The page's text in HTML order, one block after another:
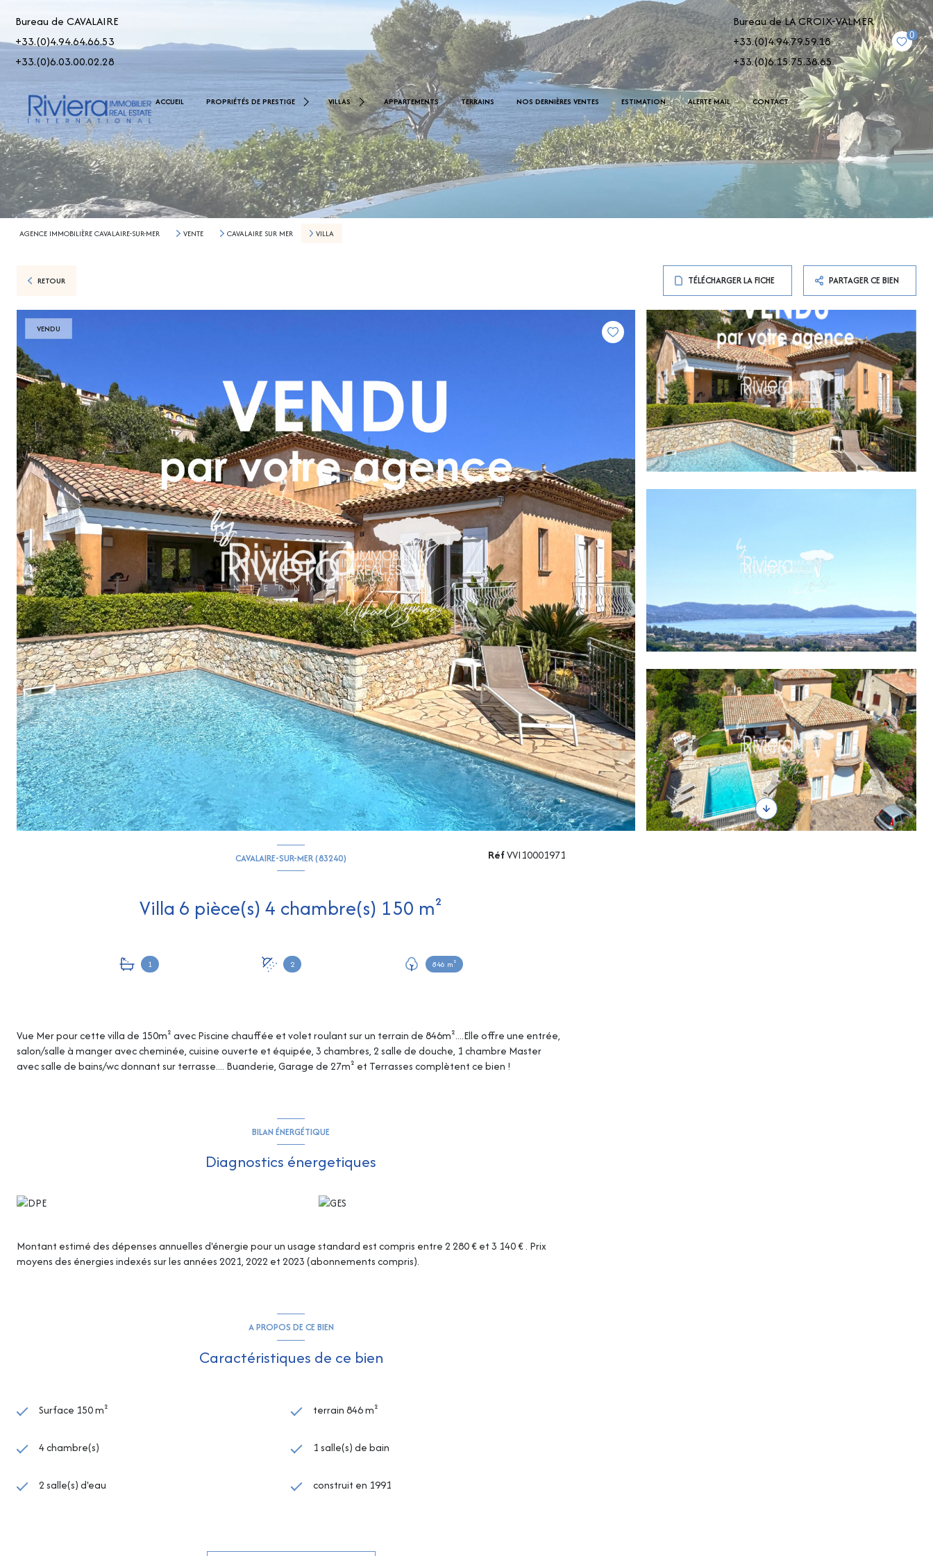
Bureau de CAVALAIRE
+33.(0)4.94.64.66.53
+33.(0)6.03.00.02.28
Bureau de LA CROIX-VALMER
+33.(0)4.94.79.59.18
+33.(0)6.15.75.38.65
0
ACCUEIL PROPRIÉTÉS DE PRESTIGE
De 2.500.000 € À 5.000.000 €
> 5.000.000 €
VILLAS
< 1.000.000 €
De 1.000.000 € À 2.000.000 €
De 2.000.000 € À 2.500.000 €
APPARTEMENTS TERRAINS NOS DERNIÈRES VENTES ESTIMATION ALERTE MAIL CONTACT
AGENCE IMMOBILIÈRE CAVALAIRE-SUR-MER VENTE CAVALAIRE SUR MER VILLA
RETOUR TÉLÉCHARGER LA FICHE PARTAGER CE BIEN
VENDU
CAVALAIRE-SUR-MER (83240)
Villa 6 pièce(s) 4 chambre(s) 150 m²
1 2 846 m²
RéfVVI10001971
Vue Mer pour cette villa de 150m² avec Piscine chauffée et volet roulant sur un terrain de 846m²....Elle offre une entrée,
salon/salle à manger avec cheminée, cuisine ouverte et équipée, 3 chambres, 2 salle de douche, 1 chambre Master
avec salle de bains/wc donnant sur terrasse.... Buanderie, Garage de 27m² et Terrasses complètent ce bien !
BILAN ÉNERGÉTIQUE
Diagnostics énergetiques
Montant estimé des dépenses annuelles d'énergie pour un usage standard est compris entre 2 280 € et 3 140 € . Prix
moyens des énergies indexés sur les années 2021, 2022 et 2023 (abonnements compris).
A PROPOS DE CE BIEN
Caractéristiques de ce bien
Surface 150 m² terrain 846 m²
4 chambre(s) 1 salle(s) de bain
2 salle(s) d'eau construit en 1991